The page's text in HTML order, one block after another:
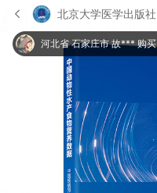
北京大学医学出版
河北省 石家庄市 故*** 购买